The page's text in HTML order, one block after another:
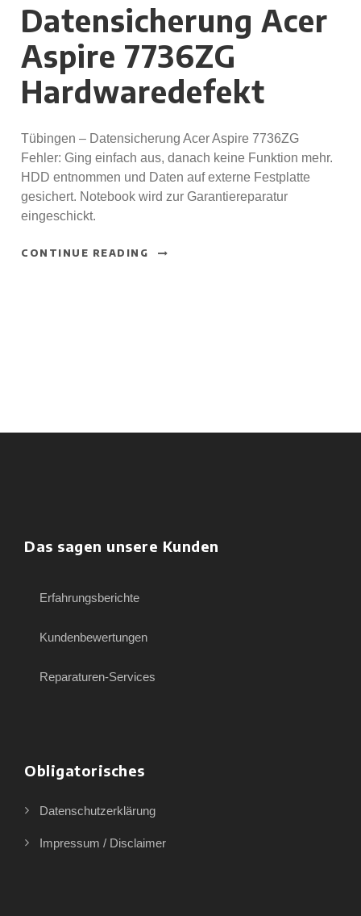
Datensicherung Acer
Aspire 7736ZG
Hardwaredefekt
Tübingen – Datensicherung Acer Aspire 7736ZG
Fehler: Ging einfach aus, danach keine Funktion mehr.
HDD entnommen und Daten auf externe Festplatte
gesichert. Notebook wird zur Garantiereparatur
eingeschickt.
CONTINUE READING
Das sagen unsere Kunden
Erfahrungsberichte
Kundenbewertungen
Reparaturen-Services
Obligatorisches
Datenschutzerklärung
Impressum / Disclaimer